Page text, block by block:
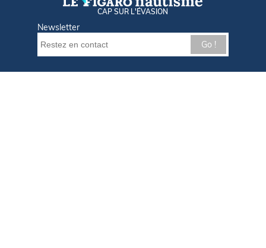
CAP SUR L'ÉVASION
Newsletter
Go !